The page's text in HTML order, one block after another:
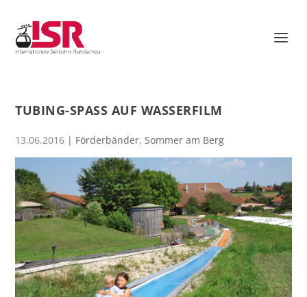
TUBING-SPASS AUF WASSERFILM
13.06.2016 | Förderbänder,Sommer am Berg